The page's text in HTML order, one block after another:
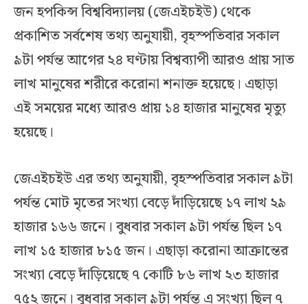
জন হপকিন্স বিশ্ববিদ্যালয় (জেএইচইউ) থেকে
প্রকাশিত সর্বশেষ তথ্য অনুযায়ী, বৃহস্পতিবার সকাল
৯টা পর্যন্ত আগের ২৪ ঘণ্টায় বিশ্বব্যাপী আরও প্রায় সাত
লাখ মানুষের শরীরে করোনা শনাক্ত হয়েছে। এছাড়া
এই সময়ের মধ্যে আরও প্রায় ১৪ হাজার মানুষের মৃত্যু
হয়েছে।
জেএইচইউ এর তথ্য অনুযায়ী, বৃহস্পতিবার সকাল ৯টা
পর্যন্ত মোট মৃতের সংখ্যা বেড়ে দাঁড়িয়েছে ১৭ লাখ ২৯
হাজার ১৬৬ জনে। বুধবার সকাল ৯টা পর্যন্ত ছিল ১৭
লাখ ১৫ হাজার ৮১৫ জন। এছাড়া করোনা আক্রান্তের
সংখ্যা বেড়ে দাঁড়িয়েছে ৭ কোটি ৮৬ লাখ ২৩ হাজার
৭৫২ জনে। বুধবার সকাল ৯টা পর্যন্ত এ সংখ্যা ছিল ৭